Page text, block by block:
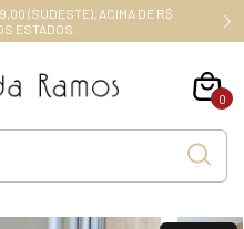
(SUDESTE), ACIMA DE R$
ESTADOS.
0